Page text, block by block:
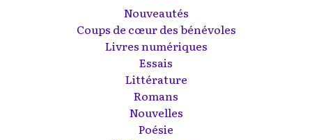
Nouveautés
Coups de cœur des bénévoles
Livres numériques
Essais
Littérature
Romans
Nouvelles
Poésie